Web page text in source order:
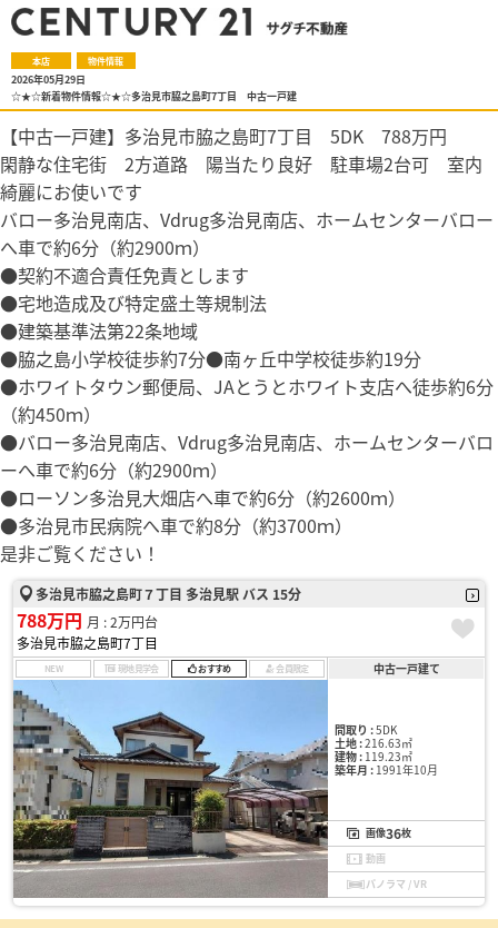
本店 物件情報
2026年05月29日
☆★☆新着物件情報☆★☆多治見市脇之島町7丁目 中古一戸建
【中古一戸建】多治見市脇之島町7丁目 5DK 788万円
閑静な住宅街 2方道路 陽当たり良好 駐車場2台可 室内
綺麗にお使いです
バロー多治見南店、Vdrug多治見南店、ホームセンターバロー
へ車で約6分（約2900ｍ）
●契約不適合責任免責とします
●宅地造成及び特定盛土等規制法
●建築基準法第22条地域
●脇之島小学校徒歩約7分●南ヶ丘中学校徒歩約19分
●ホワイトタウン郵便局、JAとうとホワイト支店へ徒歩約6分
（約450ｍ）
●バロー多治見南店、Vdrug多治見南店、ホームセンターバロ
ーへ車で約6分（約2900ｍ）
●ローソン多治見大畑店へ車で約6分（約2600ｍ）
●多治見市民病院へ車で約8分（約3700ｍ）
是非ご覧ください！
多治見市脇之島町７丁目 多治見駅 バス 15分
788万円 月 : 2万円台
多治見市脇之島町7丁目
NEW 現地見学会 おすすめ 会員限定 中古一戸建て
間取り :5DK
土地 :216.63㎡
建物 :119.23㎡
築年月 :1991年10月
画像36枚
動画
パノラマ / VR